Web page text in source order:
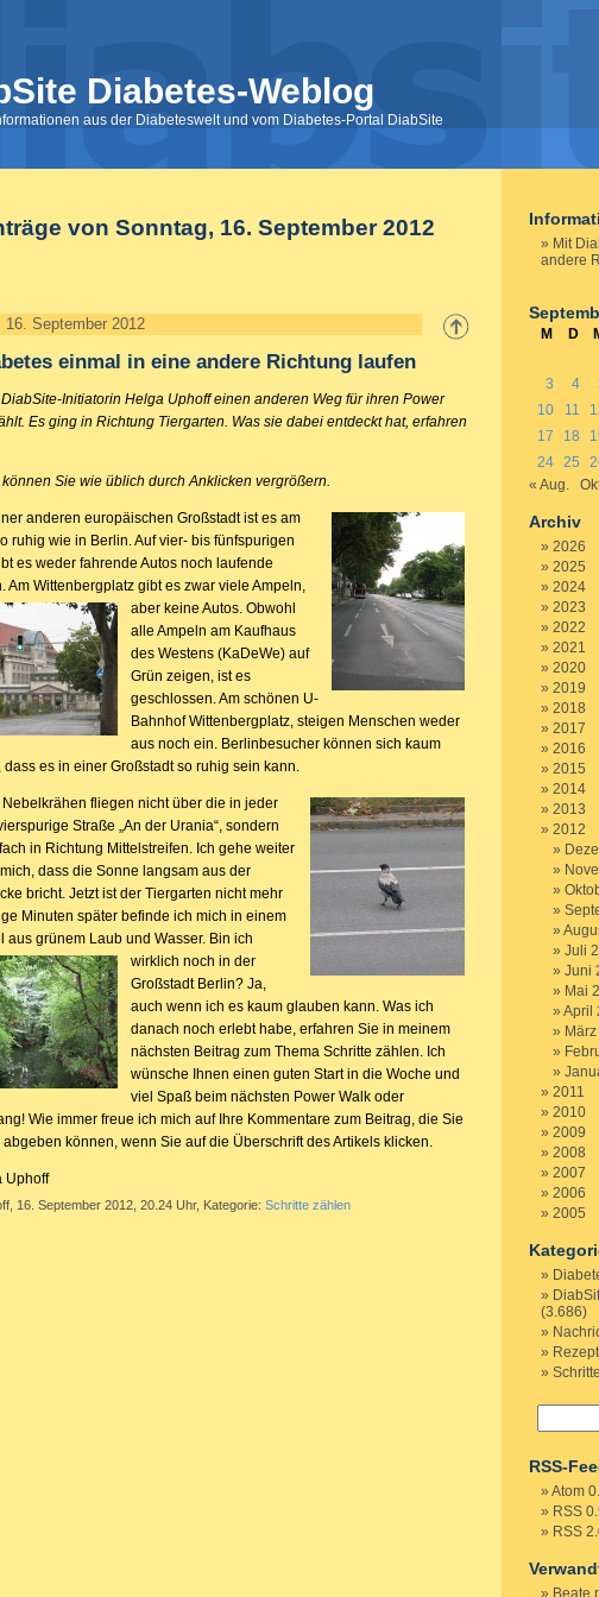
Diabetes-Weblog
aus der Diabeteswelt und vom Diabetes-Portal DiabSite
von Sonntag, 16. September 2012
16. September 2012
einmal in eine andere Richtung laufen
Initiatorin Helga Uphoff einen anderen Weg für ihren Power
Es ging in Richtung Tiergarten. Was sie dabei entdeckt hat, erfahren
Sie wie üblich durch Anklicken vergrößern.
anderen europäischen Großstadt ist es am
ruhig wie in Berlin. Auf vier- bis fünfspurigen
es weder fahrende Autos noch laufende
Am Wittenbergplatz gibt es zwar viele Ampeln,
aber keine Autos. Obwohl
alle Ampeln am Kaufhaus
des Westens (KaDeWe) auf
Grün zeigen, ist es
geschlossen. Am schönen U-
Bahnhof Wittenbergplatz, steigen Menschen weder
aus noch ein. Berlinbesucher können sich kaum
dass es in einer Großstadt so ruhig sein kann.
fliegen nicht über die in jeder
Straße „An der Urania“, sondern
in Richtung Mittelstreifen. Ich gehe weiter
dass die Sonne langsam aus der
bricht. Jetzt ist der Tiergarten nicht mehr
Minuten später befinde ich mich in einem
aus grünem Laub und Wasser. Bin ich
wirklich noch in der
Großstadt Berlin? Ja,
auch wenn ich es kaum glauben kann. Was ich
danach noch erlebt habe, erfahren Sie in meinem
nächsten Beitrag zum Thema Schritte zählen. Ich
wünsche Ihnen einen guten Start in die Woche und
viel Spaß beim nächsten Power Walk oder
Wie immer freue ich mich auf Ihre Kommentare zum Beitrag, die Sie
können, wenn Sie auf die Überschrift des Artikels klicken.
Uphoff
16. September 2012, 20.24 Uhr, Kategorie: Schritte zählen
Mit
andere
M D
3
4
10
11
17
18
24 25
« Aug.
Archiv
2026
2025
2024
2023
2022
2021
2020
2019
2018
2017
2016
2015
2014
2013
2012
Juli
Juni
Mai
April
2011
2010
2009
2008
2007
2006
2005
(3.686)
RSS-
Atom
RSS
RSS
Beate